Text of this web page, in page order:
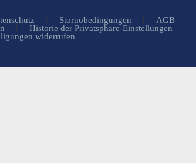
Stornobedingungen
AGB
Historie der Privatsphäre-Einstellungen
widerrufen